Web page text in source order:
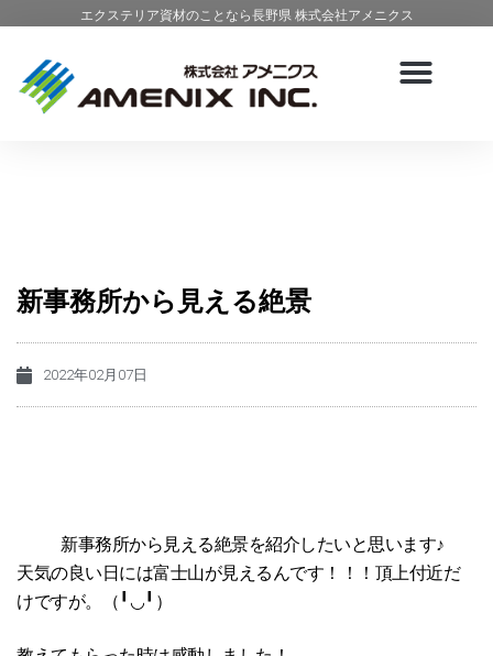
エクステリア資材のことなら長野県 株式会社アメニクス
新事務所から見える絶景
2022年02月07日
新事務所から見える絶景を紹介したいと思います♪
天気の良い日には富士山が見えるんです！！！頂上付近だ
けですが。（╹◡╹）